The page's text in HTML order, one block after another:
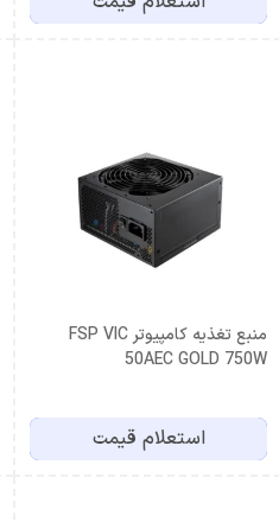
منبع تغذیه کامپیوتر FSP VIC
50AEC GOLD 750W
استعلام قیمت